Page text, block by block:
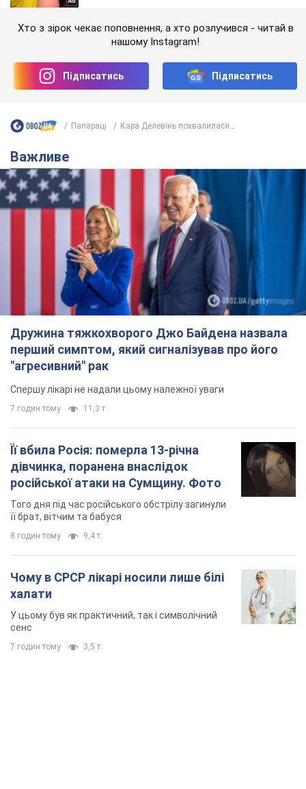
Хто з зірок чекає поповнення, а хто розлучився - читай в
нашому Instagram!
Підписатись Підписатись
Папараці Кара Делевінь похвалилася...
Важливе
Дружина тяжкохворого Джо Байдена назвала
перший симптом, який сигналізував про його
"агресивний" рак
Спершу лікарі не надали цьому належної уваги
7 годин тому 11,3 т.
Її вбила Росія: померла 13-річна
дівчинка, поранена внаслідок
російської атаки на Сумщину. Фото
Того дня під час російського обстрілу загинули
її брат, вітчим та бабуся
8 годин тому 9,4 т.
Чому в СРСР лікарі носили лише білі
халати
У цьому був як практичний, так і символічний
сенс
7 годин тому 3,5 т.